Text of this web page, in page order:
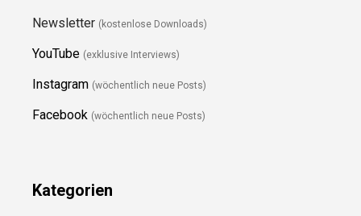
Newsletter (kostenlose Downloads)
YouTube (exklusive Interviews)
Instagram (wöchentlich neue Posts)
Facebook (wöchentlich neue Posts)
Kategorien